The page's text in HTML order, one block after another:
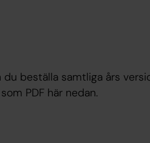
du beställa samtliga års
PDF här nedan.